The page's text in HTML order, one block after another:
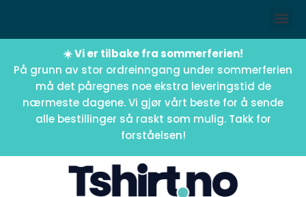
☀️ Vi er tilbake fra sommerferien!
På grunn av stor ordreinngang under sommerferien
må det påregnes noe ekstra leveringstid de
nærmeste dagene. Vi gjør vårt beste for å sende
alle bestillinger så raskt som mulig. Takk for
forståelsen!